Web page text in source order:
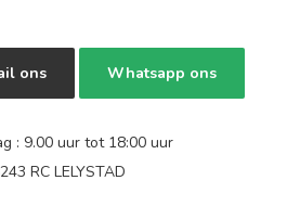
ons Whatsapp ons
: 9.00 uur tot 18:00 uur
RC LELYSTAD